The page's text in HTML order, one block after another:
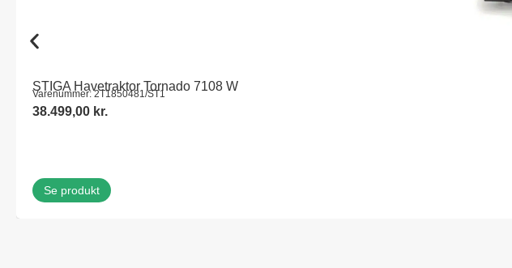
STIGA Havetraktor Tornado 7108 W
Varenummer: 2T1850481/ST1
38.499,00 kr.
Se produkt